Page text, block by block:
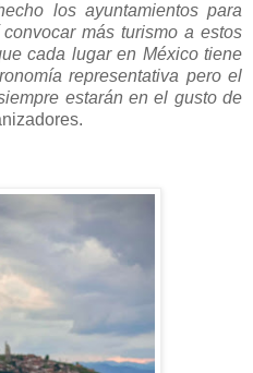
los ayuntamientos para
más turismo a estos
cada lugar en México tiene
representativa pero el
estarán en el gusto de